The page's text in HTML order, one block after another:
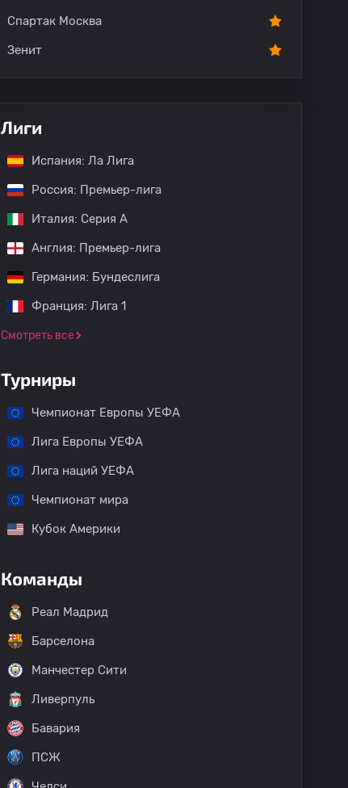
Спартак Москва
Зенит
Лиги
Испания: Ла Лига
Россия: Премьер-лига
Италия: Серия А
Англия: Премьер-лига
Германия: Бундеслига
Франция: Лига 1
Смотреть все
Турниры
Чемпионат Европы УЕФА
Лига Европы УЕФА
Лига наций УЕФА
Чемпионат мира
Кубок Америки
Команды
Реал Мадрид
Барселона
Манчестер Сити
Ливерпуль
Бавария
ПСЖ